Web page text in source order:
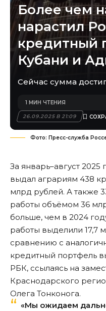
Более чем
нарастил
кредитный
Кубани и
Сейчас сумма
26.09.2025 В 21:09
1 МИН ЧТЕНИЯ
Фото: Пресс-служба
За январь–август 2025
выдал аграриям 438
млрд рублей. А также
работы объёмом 36
больше, чем в 2024
работы выделили 17,7
сравнению с
кредитный портфель
РБК, ссылаясь на
Краснодарского
Олега Тонконога.
«Мы ожидаем